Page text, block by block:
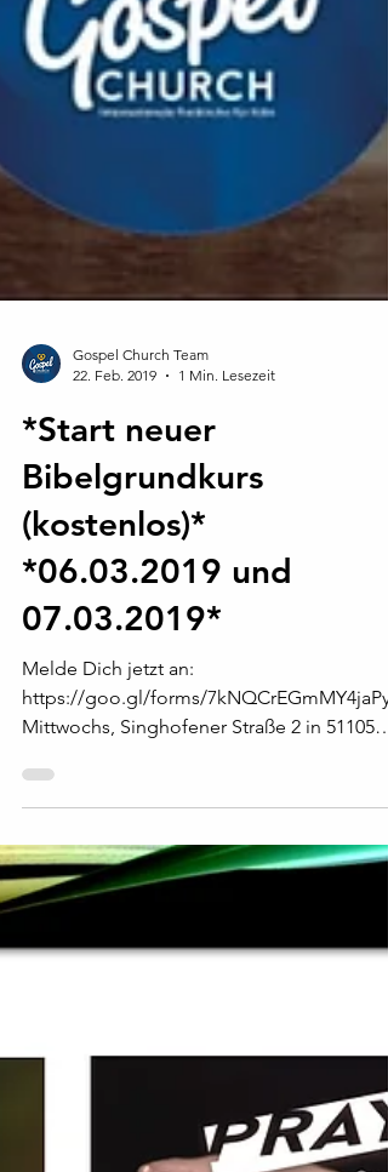
Gospel Church Team
22. Feb. 2019
1 Min. Lesezeit
*Start neuer
Bibelgrundkurs
(kostenlos)*
*06.03.2019 und
07.03.2019*
https://goo.gl/forms/7kNQCrEGmMY4jaPy2
Mittwochs, Singhofener Straße 2 in 51105